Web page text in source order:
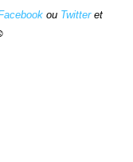
ou Twitteret